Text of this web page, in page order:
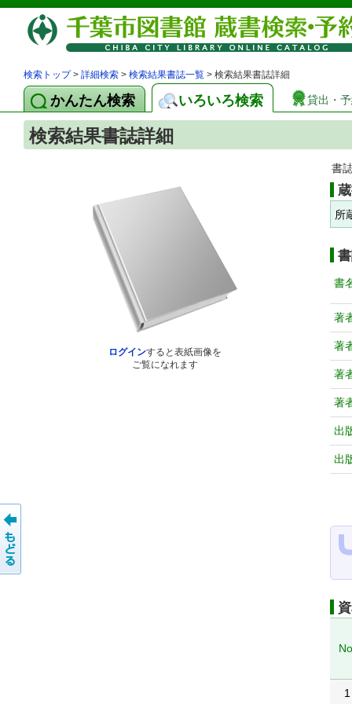
検索トップ> 詳細検索 > 検索結果書誌一覧 > 検索結果書誌詳細
かんたん検索 いろいろ検索 貸出・
検索結果書誌詳細
ログインすると表紙画像を
ご覧になれます
書
所
書
著
著
著
著
出
出
No.
1